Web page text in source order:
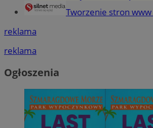
Tworzenie stron www
reklama
reklama
Ogłoszenia